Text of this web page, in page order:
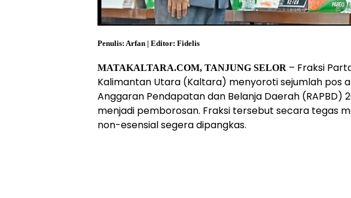
Penulis: Arfan | Editor: Fidelis
MATAKALTARA.COM, TANJUNG SELOR – Fraksi
Kalimantan Utara (Kaltara) menyoroti sejumlah pos
Anggaran Pendapatan dan Belanja Daerah (RAPBD)
menjadi pemborosan. Fraksi tersebut secara tegas
non-esensial segera dipangkas.